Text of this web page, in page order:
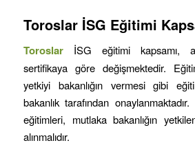
Toroslar İSG Eğitimi
Toroslar İSG eğitimi kapsamı,
sertifikaya göre değişmektedir.
yetkiyi bakanlığın vermesi gibi
bakanlık tarafından
eğitimleri, mutlaka bakanlığın
alınmalıdır.